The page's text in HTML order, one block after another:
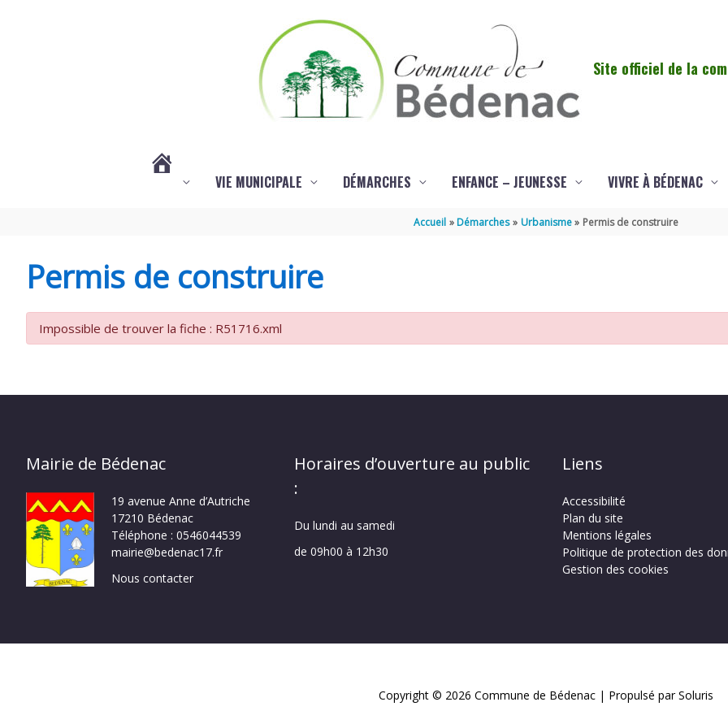
Site officiel de la
(PAS
DE
VIE MUNICIPALE DÉMARCHES ENFANCE – JEUNESSE VIVRE À BÉDENAC
Accueil Démarches Urbanisme Permis de construire
Permis de construire
Impossible de trouver la fiche : R51716.xml
Mairie de Bédenac
19 avenue Anne d’Autriche
17210 Bédenac
Téléphone : 0546044539
mairie@bedenac17.fr
Nous contacter
Horaires d’ouverture au public
:
Du lundi au samedi
de 09h00 à 12h30
Liens
Accessibilité
Plan du site
Mentions légales
Politique de protection des
Gestion des cookies
Copyright © 2026 Commune de Bédenac | Propulsé par Soluris